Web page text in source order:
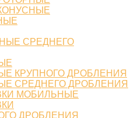
СРЕДНЕГО
КРУПНОГО ДРОБЛЕНИЯ
СРЕДНЕГО ДРОБЛЕНИЯ
МОБИЛЬНЫЕ
ДРОБЛЕНИЯ